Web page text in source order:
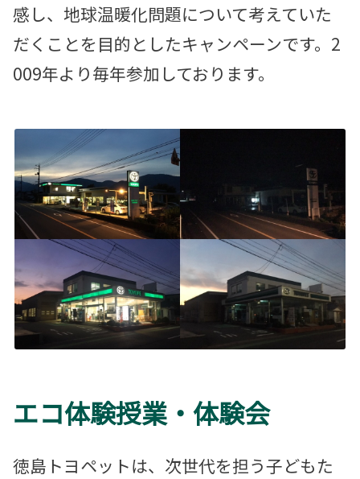
感し、地球温暖化問題について考えていた
だくことを目的としたキャンペーンです。2
009年より毎年参加しております。
エコ体験授業・体験会
徳島トヨペットは、次世代を担う子どもた